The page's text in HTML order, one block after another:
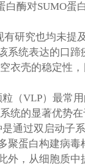
酶对SUMO
研究也均未提
统表达的口
衣壳的稳定性，
（VLP）最常
的显著优势
通过双启动子
蛋白构建病
，从细胞质